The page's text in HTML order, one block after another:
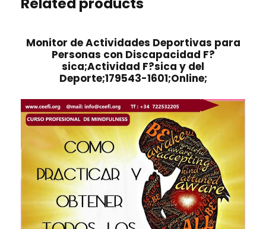
Monitor de Actividades Deportivas para
Personas con Discapacidad F?
sica;Actividad F?sica y del
Deporte;179543-1601;Online;